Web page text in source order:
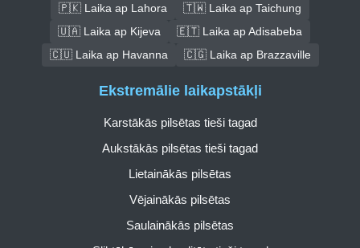
🇵🇰 Laika ap Lahora
🇹🇼 Laika ap Taichung
🇺🇦 Laika ap Kijeva
🇪🇹 Laika ap Adisabeba
🇨🇺 Laika ap Havanna
🇨🇬 Laika ap Brazzaville
Ekstremālie laikapstākļi
Karstākās pilsētas tieši tagad
Aukstākās pilsētas tieši tagad
Lietainākās pilsētas
Vējainākās pilsētas
Saulainākās pilsētas